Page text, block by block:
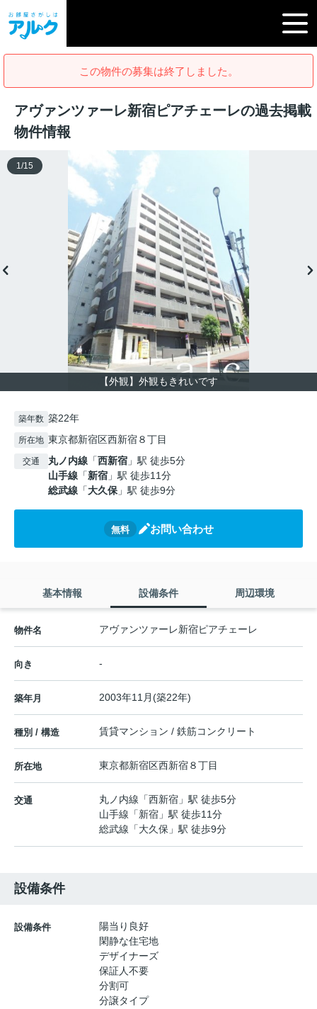
この物件の募集は終了しました。
アヴァンツァーレ新宿ピアチェーレの過去掲載
物件情報
【外観】外観もきれいです
1 /15
築年数 築22年
所在地 東京都新宿区西新宿８丁目
交通 丸ノ内線 「西新宿 」駅 徒歩5分
山手線 「新宿 」駅 徒歩11分
総武線 「大久保 」駅 徒歩9分
無料 お問い合わせ
基本情報 設備条件 周辺環境
物件名 アヴァンツァーレ新宿ピアチェーレ
向き -
築年月 2003年11月(築22年)
種別 / 構造 賃貸マンション / 鉄筋コンクリート
所在地 東京都新宿区西新宿８丁目
交通 丸ノ内線 「西新宿 」駅 徒歩5分
山手線 「新宿 」駅 徒歩11分
総武線 「大久保 」駅 徒歩9分
設備条件
設備条件
陽当り良好
閑静な住宅地
デザイナーズ
保証人不要
分割可
分譲タイプ